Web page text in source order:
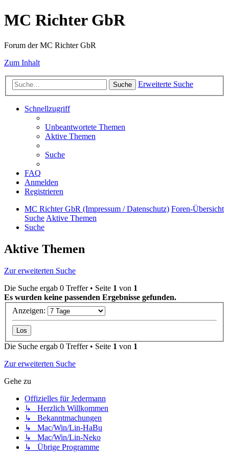
MC Richter GbR
Forum der MC Richter GbR
Zum Inhalt
Suche Erweiterte Suche
Schnellzugriff
Unbeantwortete Themen
Aktive Themen
Suche
FAQ
Anmelden
Registrieren
MC Richter GbR (Impressum / Datenschutz) Foren-Übersicht
SucheAktive Themen
Suche
Aktive Themen
Zur erweiterten Suche
Die Suche ergab 0 Treffer • Seite 1 von 1
Es wurden keine passenden Ergebnisse gefunden.
Anzeigen:
Die Suche ergab 0 Treffer • Seite 1 von 1
Zur erweiterten Suche
Gehe zu
Offizielles für Jedermann
↳ Herzlich Willkommen
↳ Bekanntmachungen
↳ Mac/Win/Lin-HaBu
↳ Mac/Win/Lin-Neko
↳ Übrige Programme